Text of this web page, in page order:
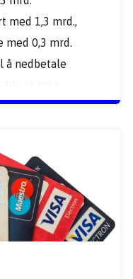
med 1,3 mrd.,
med 0,3 mrd.
å nedbetale
likviditet i